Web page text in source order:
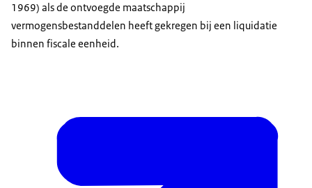
1969) als de ontvoegde maatschappij
vermogensbestanddelen heeft gekregen bij een liquidatie
binnen fiscale eenheid.